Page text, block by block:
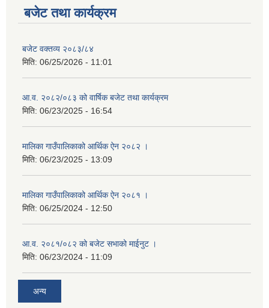
बजेट तथा कार्यक्रम
बजेट वक्तव्य २०८३/८४
मिति: 06/25/2026 - 11:01
आ.व. २०८२/०८३ को वार्षिक बजेट तथा कार्यक्रम
मिति: 06/23/2025 - 16:54
मालिका गाउँपालिकाको आर्थिक ऐन २०८२ ।
मिति: 06/23/2025 - 13:09
मालिका गाउँपालिकाको आर्थिक ऐन २०८१ ।
मिति: 06/25/2024 - 12:50
आ.व. २०८१/०८२ को बजेट सभाको माईनुट ।
मिति: 06/23/2024 - 11:09
अन्य